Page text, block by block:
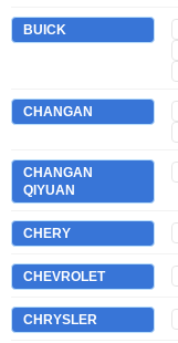
BUICK
CHANGAN
CHANGAN
QIYUAN
CHERY
CHEVROLET
CHRYSLER